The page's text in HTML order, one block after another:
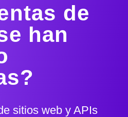
de
han
sitios web y APIs